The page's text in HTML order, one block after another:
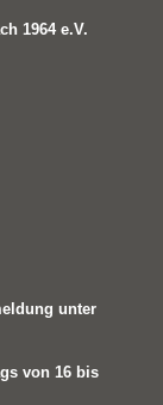
1964 e.V.
unter
von 16 bis